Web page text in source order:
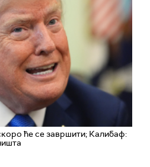
ће се завршити; Калибаф: